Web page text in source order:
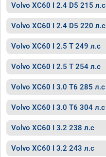
Volvo XC60 I 2.4 D5 215 л.с
Volvo XC60 I 2.4 D5 220 л.с
Volvo XC60 I 2.5 T 249 л.с
Volvo XC60 I 2.5 T 254 л.с
Volvo XC60 I 3.0 T6 285 л.с
Volvo XC60 I 3.0 T6 304 л.с
Volvo XC60 I 3.2 238 л.с
Volvo XC60 I 3.2 243 л.с